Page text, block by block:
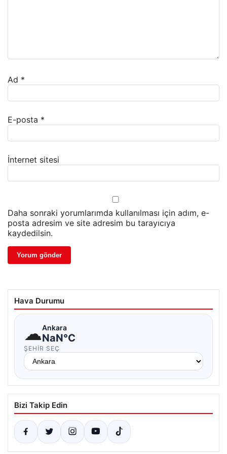
Ad *
E-posta *
İnternet sitesi
Daha sonraki yorumlarımda kullanılması için adım, e-
posta adresim ve site adresim bu tarayıcıya
kaydedilsin.
Hava Durumu
☁Ankara
NaN°C
ŞEHIR SEÇ
Bizi Takip Edin